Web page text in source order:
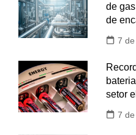
de
de
7
setor
7